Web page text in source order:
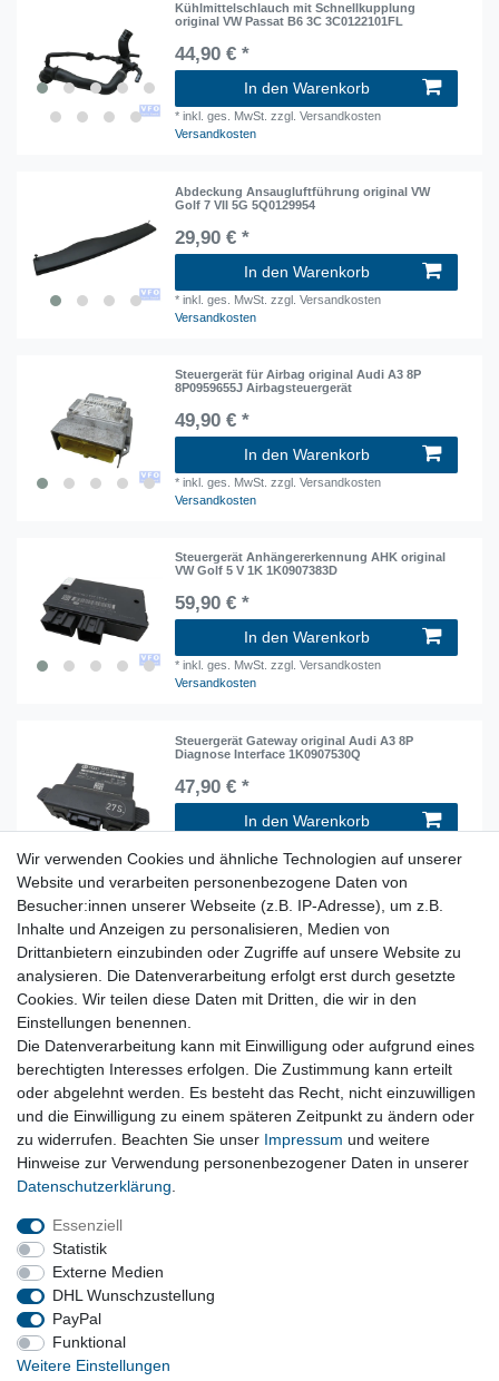
Kühlmittelschlauch mit Schnellkupplung
original VW Passat B6 3C 3C0122101FL
44,90 € *
In den Warenkorb
*inkl. ges. MwSt. zzgl. Versandkosten
Versandkosten
Abdeckung Ansaugluftführung original VW
Golf 7 VII 5G 5Q0129954
29,90 € *
In den Warenkorb
*inkl. ges. MwSt. zzgl. Versandkosten
Versandkosten
Steuergerät für Airbag original Audi A3 8P
8P0959655J Airbagsteuergerät
49,90 € *
In den Warenkorb
*inkl. ges. MwSt. zzgl. Versandkosten
Versandkosten
Steuergerät Anhängererkennung AHK original
VW Golf 5 V 1K 1K0907383D
59,90 € *
In den Warenkorb
*inkl. ges. MwSt. zzgl. Versandkosten
Versandkosten
Steuergerät Gateway original Audi A3 8P
Diagnose Interface 1K0907530Q
47,90 € *
In den Warenkorb
Versandkosten
Steuergerät Xenon original VW Tiguan 5N
8K0941597C Vorschaltgerät
49,90 € *
In den Warenkorb
*inkl. ges. MwSt.
Versandkosten
Vertrag widerrufen
Impressum
Barrierefreiheitserklärung
Vertrag widerrufen
Wir verwenden Cookies und ähnliche Technologien auf unserer
Website und verarbeiten personenbezogene Daten von
Besucher:innen unserer Webseite (z.B. IP-Adresse), um z.B.
Inhalte und Anzeigen zu personalisieren, Medien von
Drittanbietern einzubinden oder Zugriffe auf unsere Website zu
analysieren. Die Datenverarbeitung erfolgt erst durch gesetzte
Cookies. Wir teilen diese Daten mit Dritten, die wir in den
Einstellungen benennen.
Die Datenverarbeitung kann mit Einwilligung oder aufgrund eines
berechtigten Interesses erfolgen. Die Zustimmung kann erteilt
oder abgelehnt werden. Es besteht das Recht, nicht einzuwilligen
und die Einwilligung zu einem späteren Zeitpunkt zu ändern oder
zu widerrufen. Beachten Sie unser Impressum und weitere
Hinweise zur Verwendung personenbezogener Daten in unserer
Daten­schutz­erklärung
Essenziell
Statistik
Externe Medien
DHL Wunschzustellung
PayPal
Funktional
Weitere Einstellungen